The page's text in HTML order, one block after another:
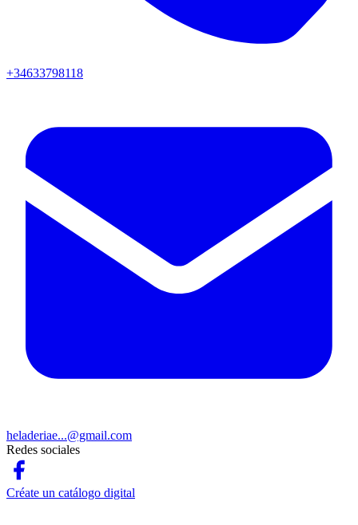
+34633798118
heladeriae...@gmail.com
Redes sociales
Créate un catálogo digital